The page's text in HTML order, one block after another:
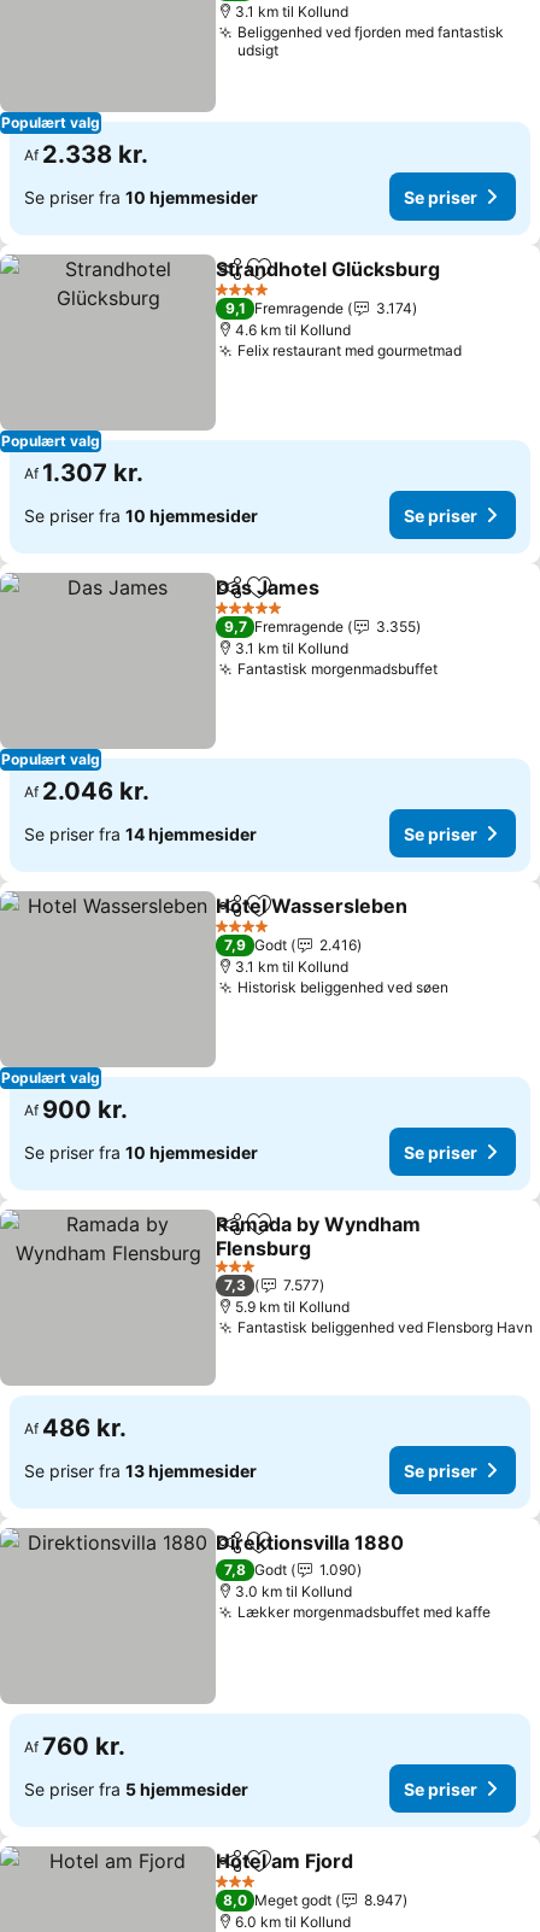
Populært valg
3.1 km til Kollund
Beliggenhed ved fjorden med fantastisk
udsigt
Af 2.338 kr.
Se priser fra 10 hjemmesider Se priser
Populært valg
Del Føj til favoritter
Strandhotel Glücksburg
4 Stjerner
9,1 Fremragende
3.174
4.6 km til Kollund
Felix restaurant med gourmetmad
Af 1.307 kr.
Se priser fra 10 hjemmesider Se priser
Populært valg
Del Føj til favoritter
Das James
5 Stjerner
9,7 Fremragende
3.355
3.1 km til Kollund
Fantastisk morgenmadsbuffet
Af 2.046 kr.
Se priser fra 14 hjemmesider Se priser
Populært valg
Del Føj til favoritter
Hotel Wassersleben
4 Stjerner
7,9 Godt
2.416
3.1 km til Kollund
Historisk beliggenhed ved søen
Af 900 kr.
Se priser fra 10 hjemmesider Se priser
Del Føj til favoritter
Ramada by Wyndham
Flensburg
3 Stjerner
7,3
7.577
5.9 km til Kollund
Fantastisk beliggenhed ved Flensborg Havn
Af 486 kr.
Se priser fra 13 hjemmesider Se priser
Del Føj til favoritter
Direktionsvilla 1880
7,8 Godt
1.090
3.0 km til Kollund
Lækker morgenmadsbuffet med kaffe
Af 760 kr.
Se priser fra 5 hjemmesider Se priser
Del Føj til favoritter
Hotel am Fjord
3 Stjerner
8,0 Meget godt
8.947
6.0 km til Kollund